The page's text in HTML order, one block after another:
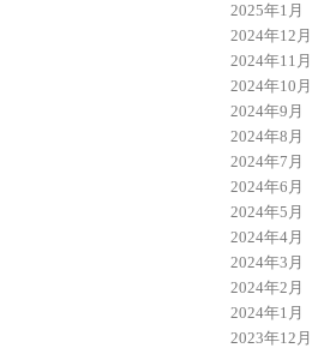
2025年1月
2024年12月
2024年11月
2024年10月
2024年9月
2024年8月
2024年7月
2024年6月
2024年5月
2024年4月
2024年3月
2024年2月
2024年1月
2023年12月